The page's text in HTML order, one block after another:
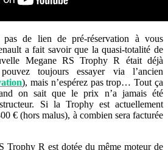
pas de lien de pré-réservation à vous
a fait savoir que la quasi-totalité de
Megane RS Trophy R était déjà
toujours essayer via l’ancien
), mais n’espérez pas trop… Tout ça
on sait que le prix n’a jamais été
Si la Trophy est actuellement
€ (hors malus), à combien sera facturée
Trophy R est dotée du même moteur de